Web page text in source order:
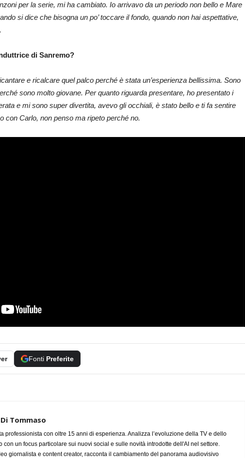
per la serie, mi ha cambiato. Io arrivavo da un periodo non bello e Mare
si dice che bisogna un po’ toccare il fondo, quando non hai aspettative,
di Sanremo?
e ricalcare quel palco perché è stata un’esperienza bellissima. Sono
sono molto giovane. Per quanto riguarda presentare, ho presentato i
e mi sono super divertita, avevo gli occhiali, è stato bello e ti fa sentire
con Carlo, non penso ma ripeto perché no.
Fonti Preferite
Tommaso
professionista con oltre 15 anni di esperienza. Analizza l’evoluzione della TV e dello
con un focus particolare sui nuovi social e sulle novità introdotte dell'AI nel settore.
giornalista e content creator, racconta il cambiamento del panorama audiovisivo